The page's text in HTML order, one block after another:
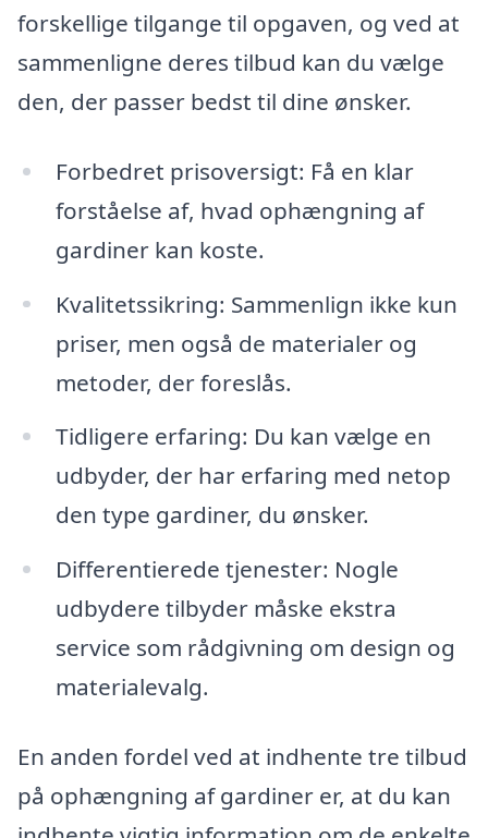
forskellige tilgange til opgaven, og ved at
sammenligne deres tilbud kan du vælge
den, der passer bedst til dine ønsker.
Forbedret prisoversigt: Få en klar
forståelse af, hvad ophængning af
gardiner kan koste.
Kvalitetssikring: Sammenlign ikke kun
priser, men også de materialer og
metoder, der foreslås.
Tidligere erfaring: Du kan vælge en
udbyder, der har erfaring med netop
den type gardiner, du ønsker.
Differentierede tjenester: Nogle
udbydere tilbyder måske ekstra
service som rådgivning om design og
materialevalg.
En anden fordel ved at indhente tre tilbud
på ophængning af gardiner er, at du kan